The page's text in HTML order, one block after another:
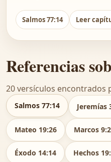
Salmos 77:14 Leer
Referencias
20 versículos encontrados
Salmos 77:14 Jeremías
Mateo 19:26 Marcos
Éxodo 14:14 Hechos